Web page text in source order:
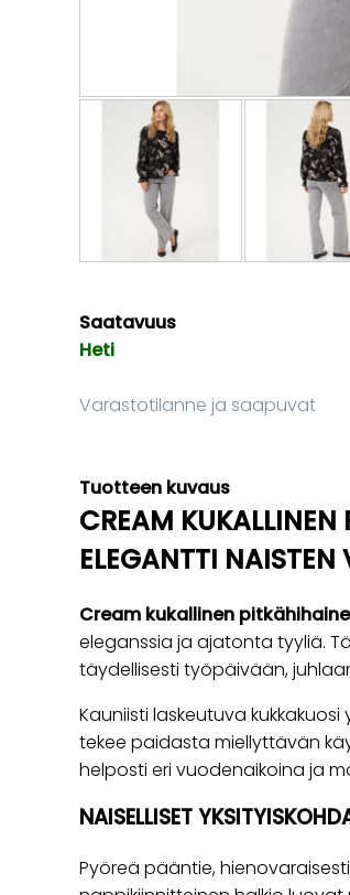
Saatavuus
Heti
Varastotilanne ja saapuvat
Tuotteen kuvaus
CREAM
ELEGANTTI
Cream kukallinen
eleganssia ja ajatonta tyyliä.
täydellisesti työpäivään,
Kauniisti laskeutuva
tekee paidasta miellyttävän
helposti eri vuodenaikoina ja
NAISELLISET
Pyöreä pääntie,